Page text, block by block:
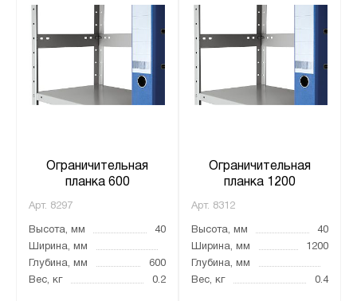
Ограничительная
планка 600
Арт. 8297
Высота, мм
40
Ширина, мм
Глубина, мм
600
Вес, кг
0.2
Ограничительная
планка 1200
Арт. 8312
Высота, мм
40
Ширина, мм
1200
Глубина, мм
Вес, кг
0.4